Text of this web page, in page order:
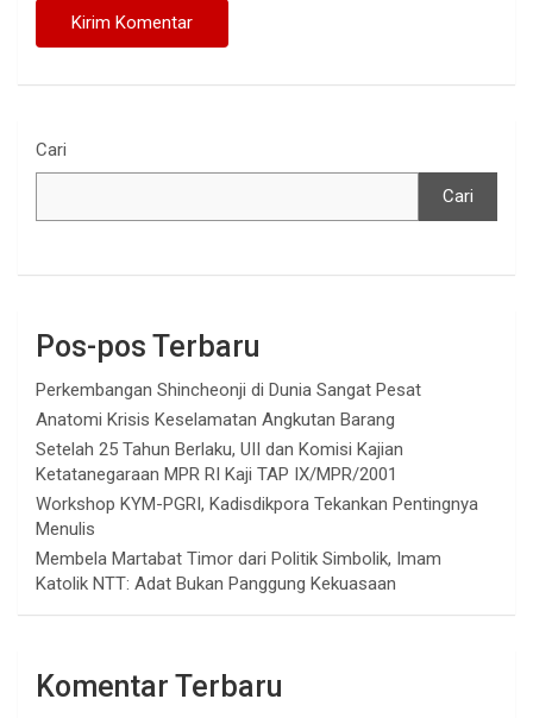
Cari
Cari
Pos-pos Terbaru
Perkembangan Shincheonji di Dunia Sangat Pesat
Anatomi Krisis Keselamatan Angkutan Barang
Setelah 25 Tahun Berlaku, UII dan Komisi Kajian
Ketatanegaraan MPR RI Kaji TAP IX/MPR/2001
Workshop KYM-PGRI, Kadisdikpora Tekankan Pentingnya
Menulis
Membela Martabat Timor dari Politik Simbolik, Imam
Katolik NTT: Adat Bukan Panggung Kekuasaan
Komentar Terbaru